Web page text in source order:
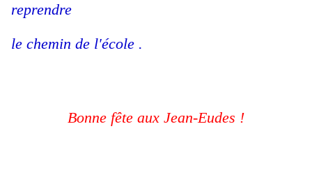
reprendre
le chemin de l'école .
Bonne fête aux Jean-Eudes !